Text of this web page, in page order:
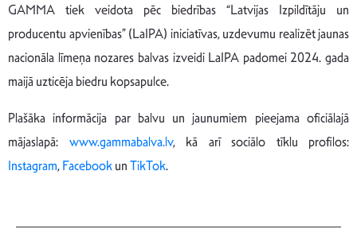
GAMMA tiek veidota pēc biedrības “Latvijas Izpildītāju un
producentu apvienības” (LaIPA) iniciatīvas, uzdevumu realizēt jaunas
nacionāla līmeņa nozares balvas izveidi LaIPA padomei 2024. gada
maijā uzticēja biedru kopsapulce.
Plašāka informācija par balvu un jaunumiem pieejama oficiālajā
mājaslapā: www.gammabalva.lv, kā arī sociālo tīklu profilos:
Instagram,FacebookunTikTok.